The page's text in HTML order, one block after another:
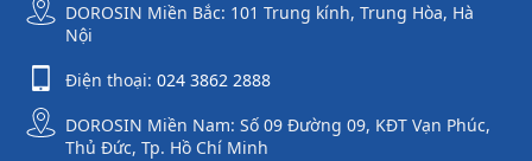
DOROSIN Miền Bắc: 101 Trung kính, Trung Hòa, Hà
Nội
Điện thoại: 024 3862 2888
DOROSIN Miền Nam: Số 09 Đường 09, KĐT Vạn Phúc,
Thủ Đức, Tp. Hồ Chí Minh